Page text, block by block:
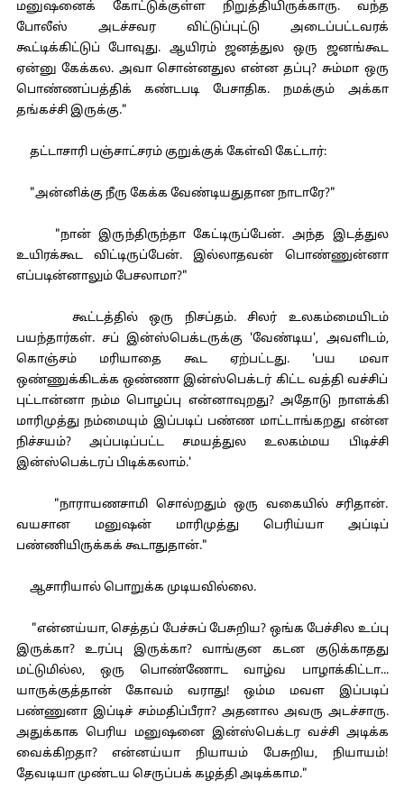
மனுஷனைக் கோட்டுக்குள்ள நிறுத்தியிருக்காரு. வந்த
போலீஸ் அடச்சவர விட்டுப்புட்டு அடைப்பட்டவரக்
கூட்டிக்கிட்டுப் போவுது. ஆயிரம் ஜனத்துல ஒரு ஜனங்கூட
ஏன்னு கேக்கல. அவா சொன்னதுல என்ன தப்பு? சும்மா ஒரு
பொண்ணப்பத்திக் கண்டபடி பேசாதிக. நமக்கும் அக்கா
தங்கச்சி இருக்கு."
தட்டாசாரி பஞ்சாட்சரம் குறுக்குக் கேள்வி கேட்டார்:
"அன்னிக்கு நீரு கேக்க வேண்டியதுதான நாடாரே?"
"நான் இருந்திருந்தா கேட்டிருப்பேன். அந்த இடத்துல
உயிரக்கூட விட்டிருப்பேன். இல்லாதவன் பொண்ணுன்னா
எப்படின்னாலும் பேசலாமா?"
கூட்டத்தில் ஒரு நிசப்தம். சிலர் உலகம்மையிடம்
பயந்தார்கள். சப் இன்ஸ்பெக்டருக்கு 'வேண்டிய', அவளிடம்,
கொஞ்சம் மரியாதை கூட ஏற்பட்டது. 'பய மவா
ஒண்ணுக்கிடக்க ஒண்ணா இன்ஸ்பெக்டர் கிட்ட வத்தி வச்சிப்
புட்டான்னா நம்ம பொழப்பு என்னாவுறது? அதோடு நாளக்கி
மாரிமுத்து நம்மையும் இப்படிப் பண்ண மாட்டாங்கறது என்ன
நிச்சயம்? அப்படிப்பட்ட சமயத்துல உலகம்மய பிடிச்சி
இன்ஸ்பெக்டரப் பிடிக்கலாம்.'
"நாராயணசாமி சொல்றதும் ஒரு வகையில் சரிதான்.
வயசான மனுஷன் மாரிமுத்து பெரிய்யா அப்டிப்
பண்ணியிருக்கக் கூடாதுதான்."
ஆசாரியால் பொறுக்க முடியவில்லை.
"என்னய்யா, செத்தப் பேச்சுப் பேசுறிய? ஒங்க பேச்சில உப்பு
இருக்கா? உரப்பு இருக்கா? வாங்குன கடன குடுக்காதது
மட்டுமில்ல, ஒரு பொண்ணோட வாழ்வ பாழாக்கிட்டா...
யாருக்குத்தான் கோவம் வராது! ஒம்ம மவள இப்படிப்
பண்ணுனா இப்டிச் சம்மதிப்பீரா? அதனால அவரு அடச்சாரு.
அதுக்காக பெரிய மனுஷனை இன்ஸ்பெக்டர வச்சி அடிக்க
வைக்கிறதா? என்னய்யா நியாயம் பேசுறிய, நியாயம்!
தேவடியா முண்டய செருப்பக் கழத்தி அடிக்காம."